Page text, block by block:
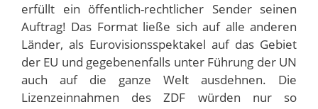
erfüllt ein öffentlich-rechtlicher Sender seinen
Auftrag! Das Format ließe sich auf alle anderen
Länder, als Eurovisionsspektakel auf das Gebiet
der EU und gegebenenfalls unter Führung der UN
auch auf die ganze Welt ausdehnen. Die
Lizenzeinnahmen des ZDF würden nur so